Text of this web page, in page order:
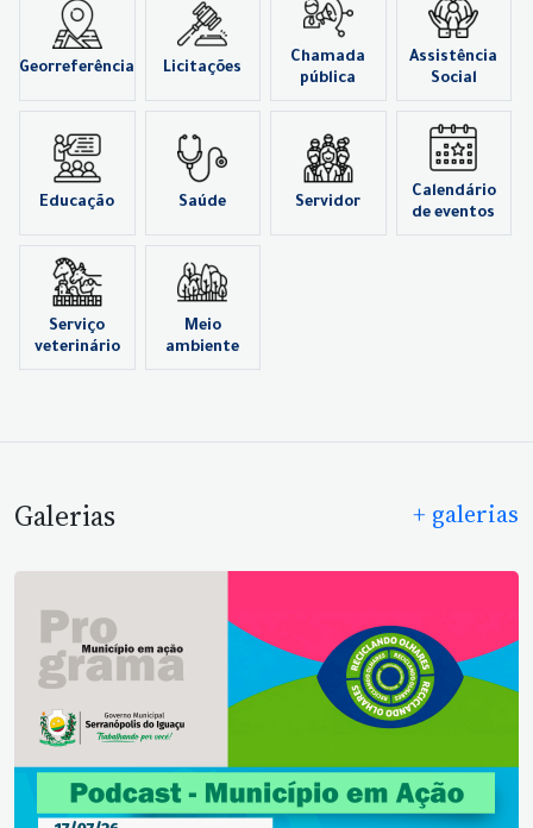
Georreferência Licitações
Chamada
pública
Assistência
Social
Educação Saúde Servidor
Calendário
de eventos
Serviço
veterinário
Meio
ambiente
Galerias + galerias